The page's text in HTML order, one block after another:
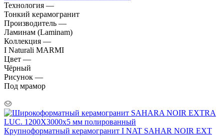
Технология —
Тонкий керамогранит
Производитель —
Ламинам (Laminam)
Коллекция —
I Naturali MARMI
Цвет —
Чёрный
Рисунок —
Под мрамор
Крупноформатный керамогранит I NAT SAHAR NOIR EXT